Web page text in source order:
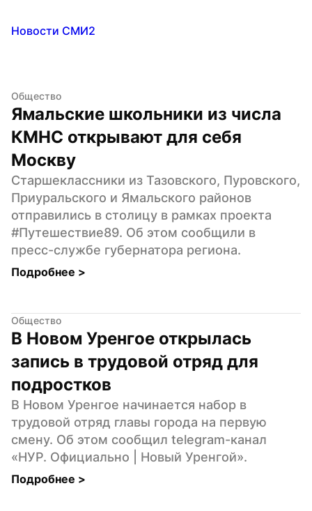
Новости СМИ2
Общество
Ямальские школьники из числа
КМНС открывают для себя
Москву
Старшеклассники из Тазовского, Пуровского,
Приуральского и Ямальского районов
отправились в столицу в рамках проекта
#Путешествие89. Об этом сообщили в
пресс-службе губернатора региона.
Подробнее >
Общество
В Новом Уренгое открылась
запись в трудовой отряд для
подростков
В Новом Уренгое начинается набор в
трудовой отряд главы города на первую
смену. Об этом сообщил telegram-канал
«НУР. Официально | Новый Уренгой».
Подробнее >